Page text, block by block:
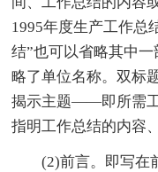
1995年度生产工作总
结”也可以省略其中
略了单位名称。双标
揭示主题——即所需
指明工作总结的内容
(2)前言。即写在